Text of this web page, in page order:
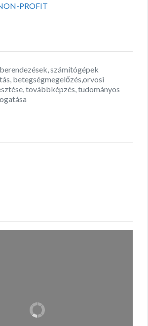
PROFIT
számítógépek
betegségmegelőzés,orvosi
továbbképzés, tudományos